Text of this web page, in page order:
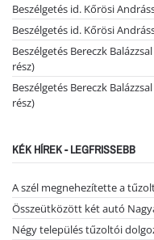
Beszélgetés id. Kőrösi
Beszélgetés id. Kőrösi
Beszélgetés Bereczk
rész)
Beszélgetés Bereczk
rész)
KÉK HÍREK - LEGFRISSEBB
A szél megnehezítette a
Összeütközött két autó
Négy település tűzoltói